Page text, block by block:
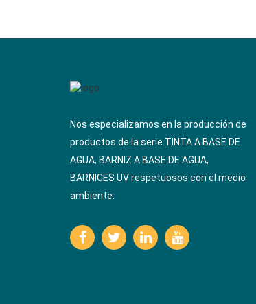
Nos especializamos en la producción de
productos de la serie TINTA A BASE DE
AGUA, BARNIZ A BASE DE AGUA,
BARNICES UV respetuosos con el medio
ambiente.